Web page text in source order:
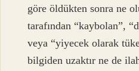
göre öldükten sonra ne
tarafından “kaybolan”,
veya “yiyecek olarak
bilgiden uzaktır ne de